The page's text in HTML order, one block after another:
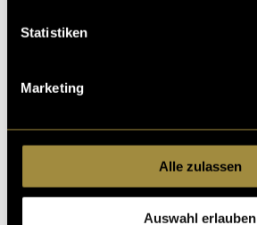
Statistiken
Marketing
Alle zulassen
Auswahl erlauben